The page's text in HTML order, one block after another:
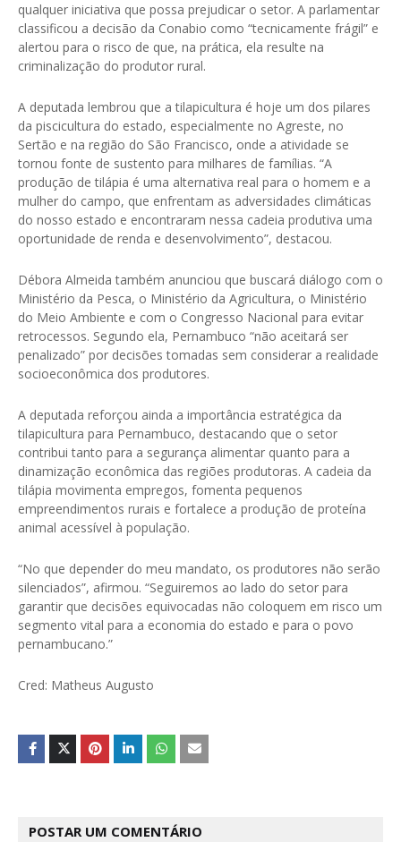
qualquer iniciativa que possa prejudicar o setor. A parlamentar
classificou a decisão da Conabio como “tecnicamente frágil” e
alertou para o risco de que, na prática, ela resulte na
criminalização do produtor rural.
A deputada lembrou que a tilapicultura é hoje um dos pilares
da piscicultura do estado, especialmente no Agreste, no
Sertão e na região do São Francisco, onde a atividade se
tornou fonte de sustento para milhares de famílias. “A
produção de tilápia é uma alternativa real para o homem e a
mulher do campo, que enfrentam as adversidades climáticas
do nosso estado e encontraram nessa cadeia produtiva uma
oportunidade de renda e desenvolvimento”, destacou.
Débora Almeida também anunciou que buscará diálogo com o
Ministério da Pesca, o Ministério da Agricultura, o Ministério
do Meio Ambiente e com o Congresso Nacional para evitar
retrocessos. Segundo ela, Pernambuco “não aceitará ser
penalizado” por decisões tomadas sem considerar a realidade
socioeconômica dos produtores.
A deputada reforçou ainda a importância estratégica da
tilapicultura para Pernambuco, destacando que o setor
contribui tanto para a segurança alimentar quanto para a
dinamização econômica das regiões produtoras. A cadeia da
tilápia movimenta empregos, fomenta pequenos
empreendimentos rurais e fortalece a produção de proteína
animal acessível à população.
“No que depender do meu mandato, os produtores não serão
silenciados”, afirmou. “Seguiremos ao lado do setor para
garantir que decisões equivocadas não coloquem em risco um
segmento vital para a economia do estado e para o povo
pernambucano.”
Cred: Matheus Augusto
POSTAR UM COMENTÁRIO